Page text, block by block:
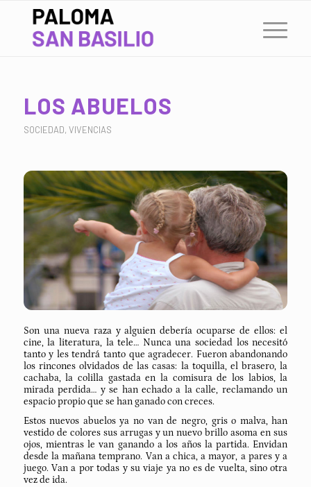
LOS ABUELOS
SOCIEDAD, VIVENCIAS
Son una nueva raza y alguien debería ocuparse de ellos: el
cine, la literatura, la tele… Nunca una sociedad los necesitó
tanto y les tendrá tanto que agradecer. Fueron abandonando
los rincones olvidados de las casas: la toquilla, el brasero, la
cachaba, la colilla gastada en la comisura de los labios, la
mirada perdida… y se han echado a la calle, reclamando un
espacio propio que se han ganado con creces.
Estos nuevos abuelos ya no van de negro, gris o malva, han
vestido de colores sus arrugas y un nuevo brillo asoma en sus
ojos, mientras le van ganando a los años la partida. Envidan
desde la mañana temprano. Van a chica, a mayor, a pares y a
juego. Van a por todas y su viaje ya no es de vuelta, sino otra
vez de ida.